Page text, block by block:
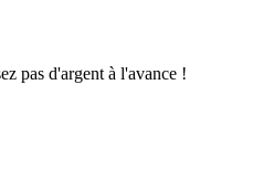
pas d'argent à l'avance !